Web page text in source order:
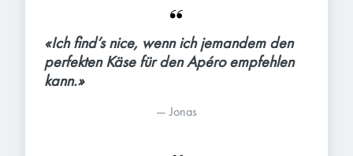
«Ich find’s nice, wenn ich jemandem den
perfekten Käse für den Apéro empfehlen
kann.»
— Jonas